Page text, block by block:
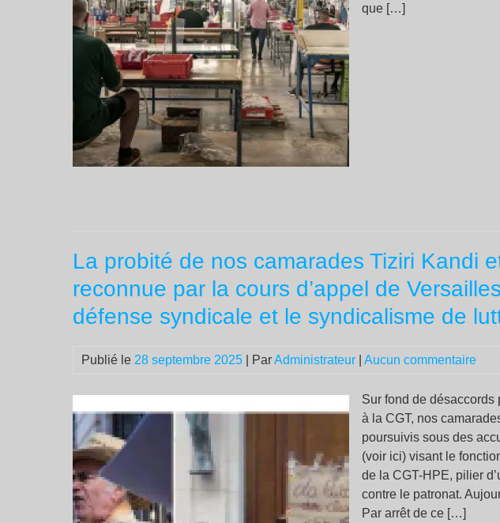
que […]
La probité de nos camarades Tiziri Kandi
reconnue par la cours d’appel de
défense syndicale et le syndicalisme de
Publié le 28 septembre 2025 | ParAdministrateur Aucun commentaire
Sur fond de
à la CGT, nos
poursuivis sous des
(voir ici) visant le
de la CGT-HPE, pilier
contre le patronat.
Par arrêt de ce […]